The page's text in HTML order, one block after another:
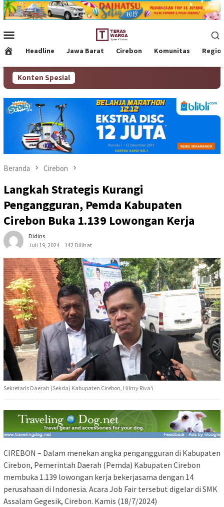
Loncat
ke
Mobile
Headline Jawa Barat Cirebon Komunitas
Konten Spesial
Beranda Cirebon
Langkah Strategis Kurangi
Pengangguran, Pemda Kabupaten
Cirebon Buka 1.139 Lowongan Kerja
Didins
Juli 19, 2024
142 Dilihat
Sekretaris Daerah (Sekda) Kabupaten Cirebon, Hilmy Riva'i
CIREBON – Dalam menekan angka pengangguran di Kabupaten
Cirebon, Pemerintah Daerah (Pemda) Kabupaten Cirebon
membuka 1.139 lowongan kerja bekerjasama dengan 14
perusahaan di Indonesia. Acara Job Fair tersebut digelar di SMK
Assalam Gegesik, Cirebon. Kamis (18/7/2024)